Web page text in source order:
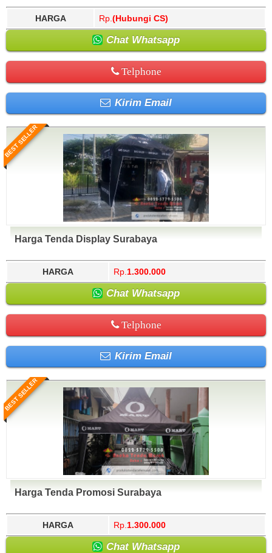
HARGA Rp. (Hubungi CS)
Chat Whatsapp
Telphone
Kirim Email
BEST SELLER
Harga Tenda Display Surabaya
HARGA Rp. 1.300.000
Chat Whatsapp
Telphone
Kirim Email
BEST SELLER
Harga Tenda Promosi Surabaya
HARGA Rp. 1.300.000
Chat Whatsapp